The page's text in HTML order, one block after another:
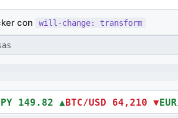
con will-change: transform
149.82 ▲BTC/USD 64,210 ▼